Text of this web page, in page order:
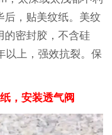
，贴美纹纸。美纹
密封胶，不含硅
以上，强效抗裂。保
，安装透气阀